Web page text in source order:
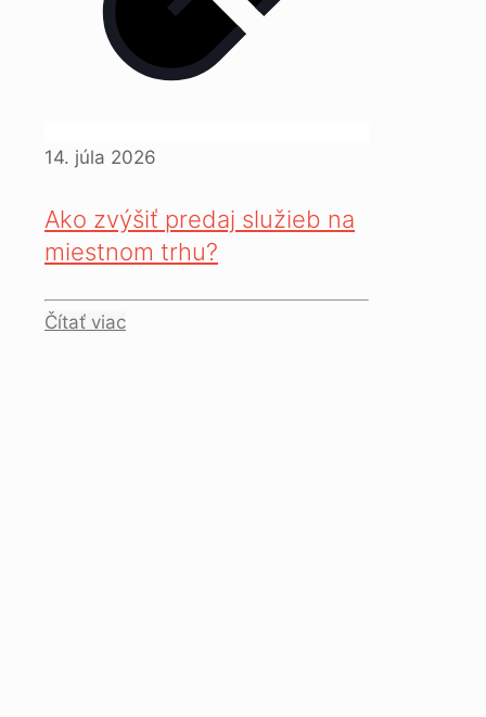
14. júla 2026
Ako zvýšiť predaj služieb na
miestnom trhu?
Čítať viac